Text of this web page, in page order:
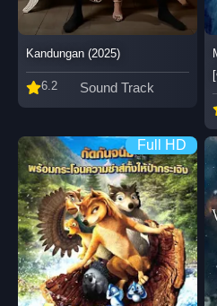
Kandungan (2025)
6.2 Sound Track
Full HD